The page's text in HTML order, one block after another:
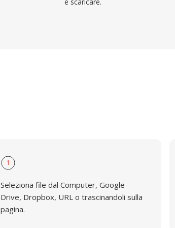
1
Seleziona file dal Computer, Google
Drive, Dropbox, URL o trascinandoli sulla
pagina.